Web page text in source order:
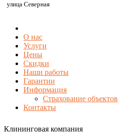
улица Северная
О нас
Услуги
Цены
Скидки
Наши работы
Гарантии
Информация
Страхование объектов
Контакты
Клининговая компания